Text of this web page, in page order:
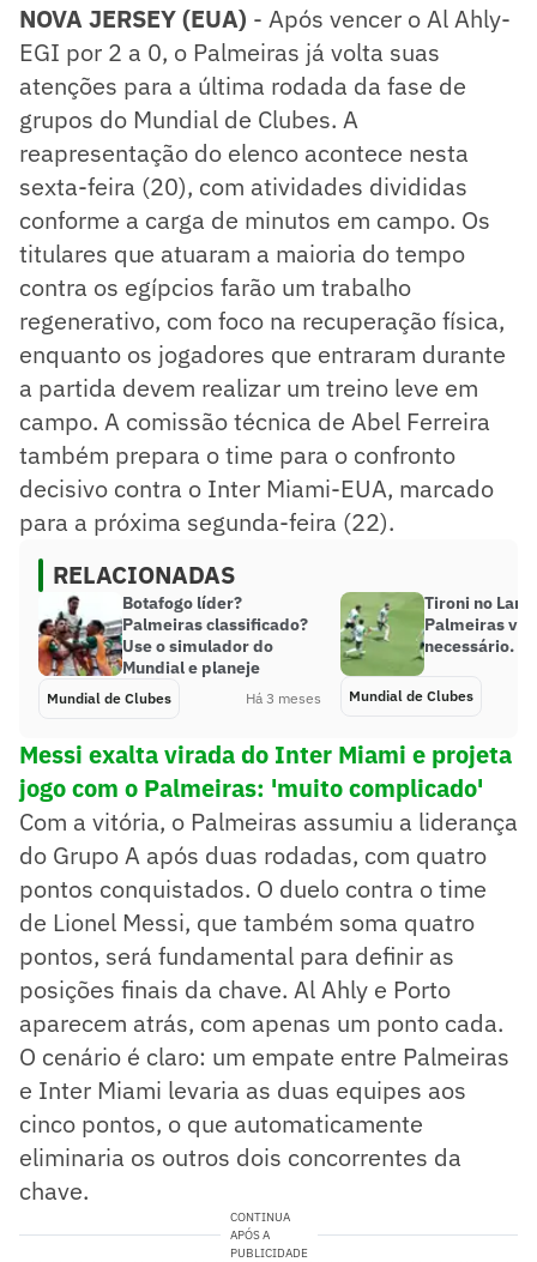
NOVA JERSEY (EUA) - Após vencer o Al Ahly-
EGI por 2 a 0, o Palmeiras já volta suas
atenções para a última rodada da fase de
grupos do Mundial de Clubes. A
reapresentação do elenco acontece nesta
sexta-feira (20), com atividades divididas
conforme a carga de minutos em campo. Os
titulares que atuaram a maioria do tempo
contra os egípcios farão um trabalho
regenerativo, com foco na recuperação física,
enquanto os jogadores que entraram durante
a partida devem realizar um treino leve em
campo. A comissão técnica de Abel Ferreira
também prepara o time para o confronto
decisivo contra o Inter Miami-EUA, marcado
para a próxima segunda-feira (22).
RELACIONADAS
Botafogo líder?
Palmeiras classificado?
Use o simulador do
Mundial e planeje
Mundial de Clubes Há 3 meses
Tironi no
Palmeiras vai
necessário. E
Mundial de Clubes
Messi exalta virada do Inter Miami e projeta
jogo com o Palmeiras: 'muito complicado'
Com a vitória, o Palmeiras assumiu a liderança
do Grupo A após duas rodadas, com quatro
pontos conquistados. O duelo contra o time
de Lionel Messi, que também soma quatro
pontos, será fundamental para definir as
posições finais da chave. Al Ahly e Porto
aparecem atrás, com apenas um ponto cada.
O cenário é claro: um empate entre Palmeiras
e Inter Miami levaria as duas equipes aos
cinco pontos, o que automaticamente
eliminaria os outros dois concorrentes da
chave.
CONTINUA
APÓS A
PUBLICIDADE